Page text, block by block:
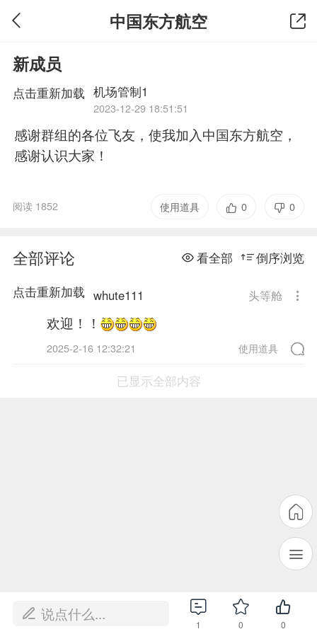
中国东方航空
新成员
点击重新加载 机场管制1
2023-12-29 18:51:51
感谢群组的各位飞友，使我加入中国东方航空，
感谢认识大家！
阅读 1852 0
0
使用道具
全部评论 倒序浏览
看全部
点击重新加载
头等舱
whute111
欢迎！！
2025-2-16 12:32:21 使用道具
已显示全部内容
1 0 0
说点什么...